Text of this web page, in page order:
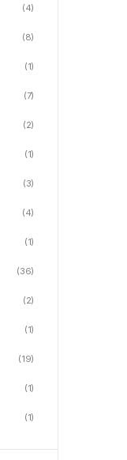
(4)
(8)
(1)
(7)
(2)
(1)
(3)
(4)
(1)
(36)
(2)
(1)
(19)
(1)
(1)